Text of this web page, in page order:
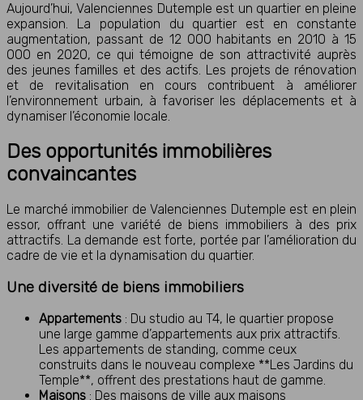
Aujourd’hui, Valenciennes Dutemple est un quartier en pleine
expansion. La population du quartier est en constante
augmentation, passant de 12 000 habitants en 2010 à 15
000 en 2020, ce qui témoigne de son attractivité auprès
des jeunes familles et des actifs. Les projets de rénovation
et de revitalisation en cours contribuent à améliorer
l’environnement urbain, à favoriser les déplacements et à
dynamiser l’économie locale.
Des opportunités immobilières
convaincantes
Le marché immobilier de Valenciennes Dutemple est en plein
essor, offrant une variété de biens immobiliers à des prix
attractifs. La demande est forte, portée par l’amélioration du
cadre de vie et la dynamisation du quartier.
Une diversité de biens immobiliers
Appartements : Du studio au T4, le quartier propose
une large gamme d’appartements aux prix attractifs.
Les appartements de standing, comme ceux
construits dans le nouveau complexe **Les Jardins du
Temple**, offrent des prestations haut de gamme.
Maisons : Des maisons de ville aux maisons